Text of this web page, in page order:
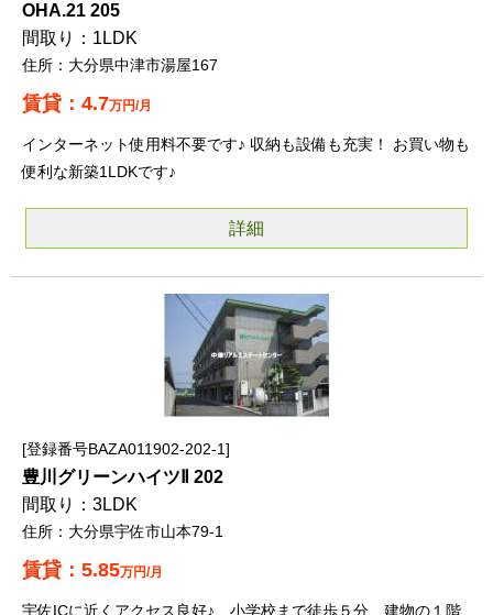
OHA.21 205
1LDK
大分県中津市湯屋167
4.7万円/月
インターネット使用料不要です♪ 収納も設備も充実！ お買い物も
便利な新築1LDKです♪
詳細
登録番号BAZA011902-202-1
豊川グリーンハイツⅡ 202
3LDK
大分県宇佐市山本79-1
5.85万円/月
宇佐ICに近くアクセス良好♪ 小学校まで徒歩５分 建物の１階